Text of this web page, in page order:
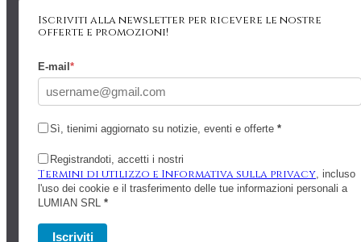
Iscriviti alla newsletter per ricevere le nostre
offerte e promozioni!
E-mail *
Sì, tienimi aggiornato su notizie, eventi e offerte *
Registrandoti, accetti i nostri
Termini di utilizzo e Informativa sulla privacy, incluso
l'uso dei cookie e il trasferimento delle tue informazioni personali a
LUMIAN SRL *
Iscriviti